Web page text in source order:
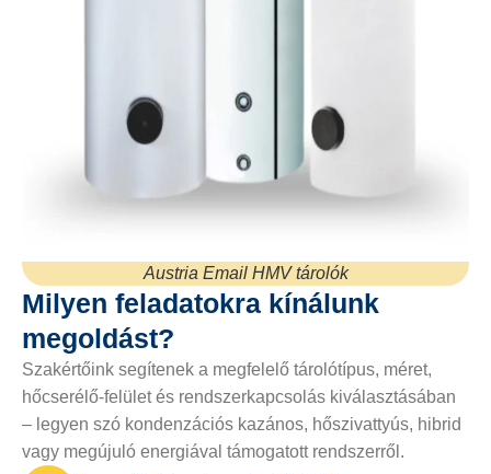
Milyen feladatokra kínálunk
megoldást?
Szakértőink segítenek a megfelelő tárolótípus, méret,
hőcserélő-felület és rendszerkapcsolás kiválasztásában
– legyen szó kondenzációs kazános, hőszivattyús, hibrid
vagy megújuló energiával támogatott rendszerről.
Austria Email HMV tárolók